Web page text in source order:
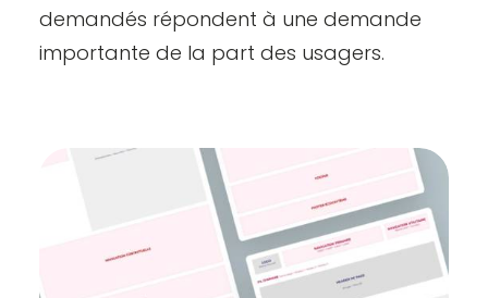
demandés répondent à une demande
importante de la part des usagers.